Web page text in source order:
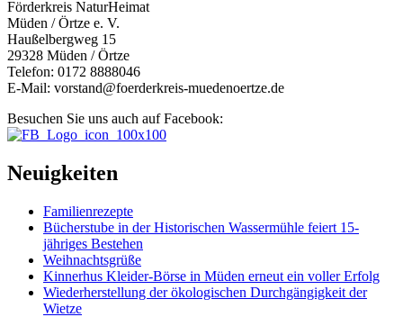
Förderkreis NaturHeimat
Müden / Örtze e. V.
Haußelbergweg 15
29328 Müden / Örtze
Telefon: 0172 8888046
E-Mail: vorstand@foerderkreis-muedenoertze.de
Besuchen Sie uns auch auf Facebook:
Neuigkeiten
Familienrezepte
Bücherstube in der Historischen Wassermühle feiert 15-
jähriges Bestehen
Weihnachtsgrüße
Kinnerhus Kleider-Börse in Müden erneut ein voller Erfolg
Wiederherstellung der ökologischen Durchgängigkeit der
Wietze